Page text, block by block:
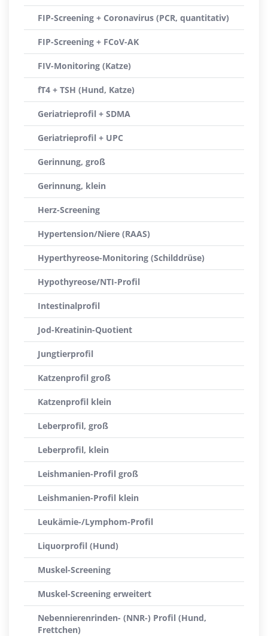
FIP-Screening + Coronavirus (PCR, quantitativ)
FIP-Screening + FCoV-AK
FIV-Monitoring (Katze)
fT4 + TSH (Hund, Katze)
Geriatrieprofil + SDMA
Geriatrieprofil + UPC
Gerinnung, groß
Gerinnung, klein
Herz-Screening
Hypertension/Niere (RAAS)
Hyperthyreose-Monitoring (Schilddrüse)
Hypothyreose/NTI-Profil
Intestinalprofil
Jod-Kreatinin-Quotient
Jungtierprofil
Katzenprofil groß
Katzenprofil klein
Leberprofil, groß
Leberprofil, klein
Leishmanien-Profil groß
Leishmanien-Profil klein
Leukämie-/Lymphom-Profil
Liquorprofil (Hund)
Muskel-Screening
Muskel-Screening erweitert
Nebennierenrinden- (NNR-) Profil (Hund,
Frettchen)